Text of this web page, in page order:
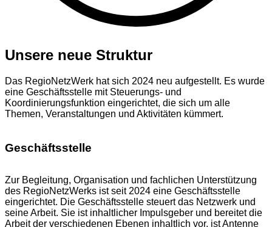
Unsere neue Struktur
Das RegioNetzWerk hat sich 2024 neu aufgestellt. Es wurde
eine Geschäftsstelle mit Steuerungs- und
Koordinierungsfunktion eingerichtet, die sich um alle
Themen, Veranstaltungen und Aktivitäten kümmert.
Geschäftsstelle
Zur Begleitung, Organisation und fachlichen Unterstützung
des RegioNetzWerks ist seit 2024 eine Geschäftsstelle
eingerichtet. Die Geschäftsstelle steuert das Netzwerk und
seine Arbeit. Sie ist inhaltlicher Impulsgeber und bereitet die
Arbeit der verschiedenen Ebenen inhaltlich vor, ist Antenne